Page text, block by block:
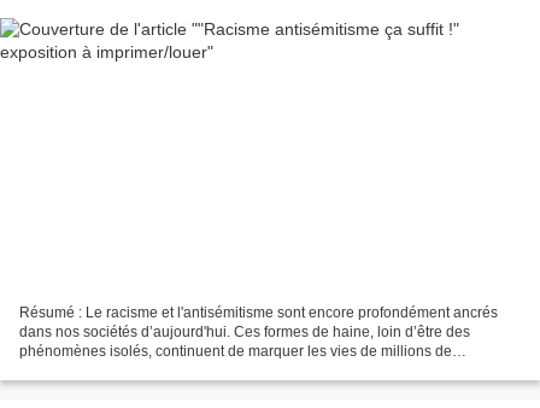
Résumé : Le racisme et l'antisémitisme sont encore profondément ancrés
dans nos sociétés d’aujourd'hui. Ces formes de haine, loin d’être des
phénomènes isolés, continuent de marquer les vies de millions de